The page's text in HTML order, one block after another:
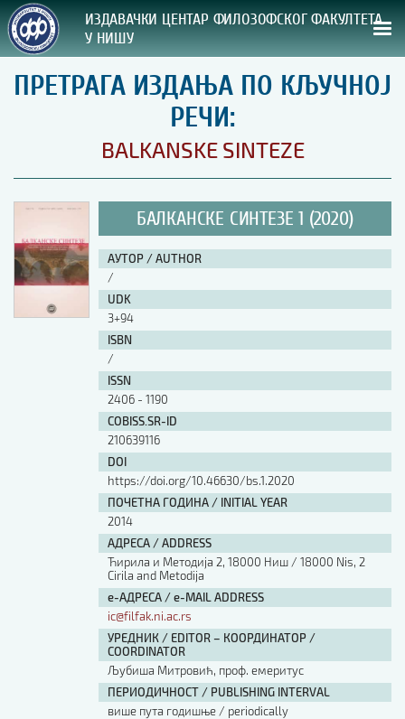
ИЗДАВАЧКИ ЦЕНТАР ФИЛОЗОФСКОГ ФАКУЛТЕТА
У НИШУ
СВА НАША ИЗДАЊА
ВРСТА ИЗДАЊА:
ПРЕГЛЕД
УПУТСТВА
УПУТСТВА
Правилник о издавачкој делатности
Упутство ауторима
Упутство уредницима
Изјава о ауторству
Изјава о лектури
Изјава о коришћењу ауторског дела
Упутство за бирање лиценце
Уговор са аутором
Шаблон прве стране и импресума [B5, ћир]
Шаблон прве стране и импресума [B5, лат]
Шаблон прве стране и импресума [B5, енг]
Етички кодекс
ПРЕТРАГА ИЗДАЊА
Наслов или део наслова
ПРЕТРАГА ИЗДАЊА ПО КЉУЧНОЈ
РЕЧИ:
BALKANSKE SINTEZE
БАЛКАНСКЕ СИНТЕЗЕ 1 (2020)
АУТОР / AUTHOR
/
UDK
3+94
ISBN
/
ISSN
2406 - 1190
COBISS.SR-ID
210639116
DOI
https://doi.org/10.46630/bs.1.2020
ПОЧЕТНА ГОДИНА / INITIAL YEAR
2014
АДРЕСА / ADDRESS
Ћирила и Методија 2, 18000 Ниш / 18000 Nis, 2
Cirila and Metodija
е-АДРЕСА / e-MAIL ADDRESS
ic@filfak.ni.ac.rs
УРЕДНИК / EDITOR – КООРДИНАТОР /
COORDINATOR
Љубиша Митровић, проф. емеритус
ПЕРИОДИЧНОСТ / PUBLISHING INTERVAL
више пута годишње / periodically